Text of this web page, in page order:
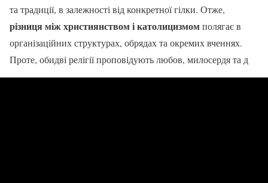
та традиції, в залежності від конкретної гілки. Отже,
різниця між християнством і католицизмомполягає в
організаційних структурах, обрядах та окремих вченнях.
Проте, обидві релігії проповідують любов, милосердя та д